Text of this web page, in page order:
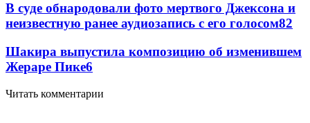
В суде обнародовали фото мертвого Джексона и
неизвестную ранее аудиозапись с его голосом82
Шакира выпустила композицию об изменившем
Жераре Пике6
Читать комментарии